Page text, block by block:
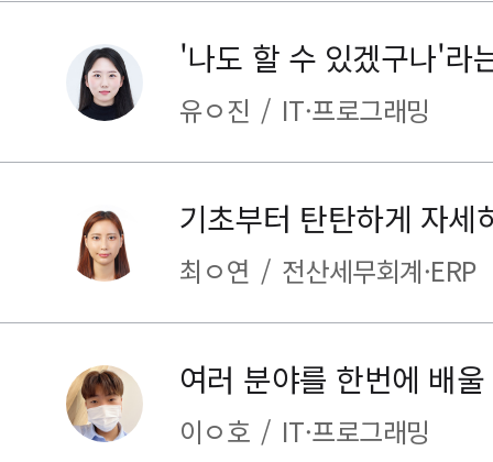
유ㅇ진 / IT·프로그래밍
최ㅇ연 / 전산세무회계·ERP
이ㅇ호 / IT·프로그래밍